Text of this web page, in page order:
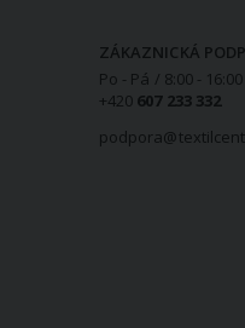
ZÁKAZNICKÁ
Po - Pá / 8:00 - 16:00
+420 607 233 332